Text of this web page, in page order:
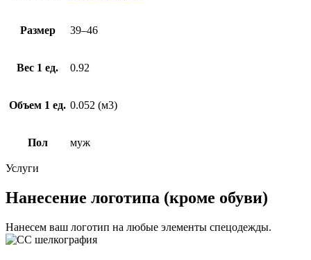
Размер 39–46
Вес 1 ед. 0.92
Объем 1 ед. 0.052 (м3)
Пол муж
Услуги
Нанесение логотипа (кроме обуви)
Нанесем ваш логотип на любые элементы спецодежды.